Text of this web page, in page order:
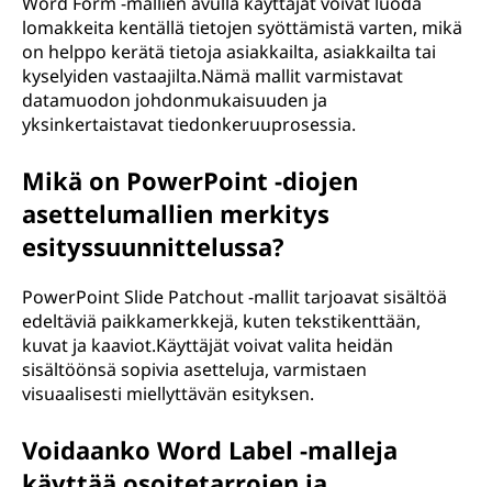
lomakkeita kentällä tietojen syöttämistä varten, mikä
on helppo kerätä tietoja asiakkailta, asiakkailta tai
kyselyiden vastaajilta.Nämä mallit varmistavat
datamuodon johdonmukaisuuden ja
yksinkertaistavat tiedonkeruuprosessia.
Mikä on PowerPoint -diojen
asettelumallien merkitys
esityssuunnittelussa?
PowerPoint Slide Patchout -mallit tarjoavat sisältöä
edeltäviä paikkamerkkejä, kuten tekstikenttään,
kuvat ja kaaviot.Käyttäjät voivat valita heidän
sisältöönsä sopivia asetteluja, varmistaen
visuaalisesti miellyttävän esityksen.
Voidaanko Word Label -malleja